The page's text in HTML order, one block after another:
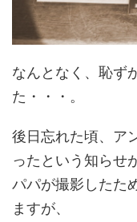
なんとなく、恥ず
た・・・。
後日忘れた頃、ア
ったという知らせ
パパが撮影したた
ますが、